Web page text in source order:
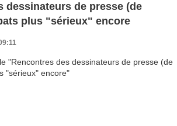
dessinateurs de presse (de
plus "sérieux" encore